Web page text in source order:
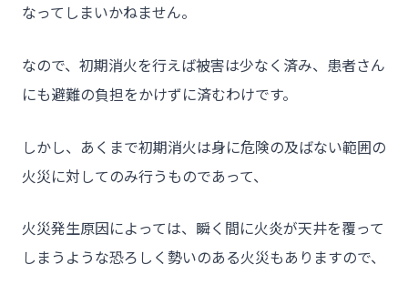
なってしまいかねません。
なので、初期消火を行えば被害は少なく済み、患者さん
にも避難の負担をかけずに済むわけです。
しかし、あくまで初期消火は身に危険の及ばない範囲の
火災に対してのみ行うものであって、
火災発生原因によっては、瞬く間に火炎が天井を覆って
しまうような恐ろしく勢いのある火災もありますので、